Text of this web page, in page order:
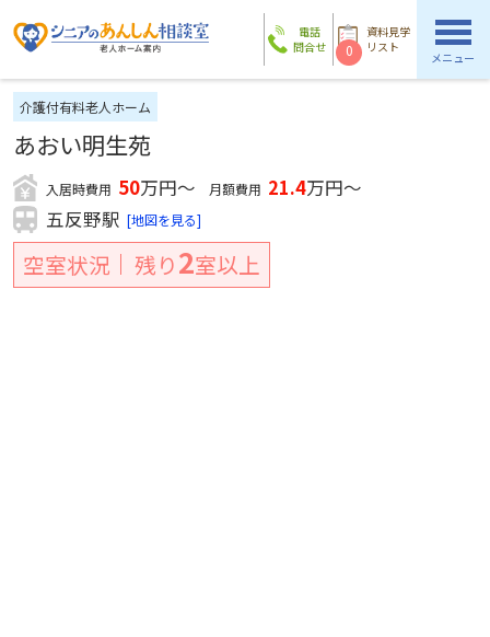
電話
問合せ
資料見学
リスト
0 メニュー
介護付有料老人ホーム
あおい明生苑
入居時費用 50万円～ 月額費用 21.4万円～
五反野駅 [地図を見る]
空室状況 残り2室以上